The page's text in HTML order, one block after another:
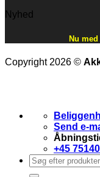
Nyhed
Nu
Copyright 2026 ©
Send e-
+45
Søg
efter: